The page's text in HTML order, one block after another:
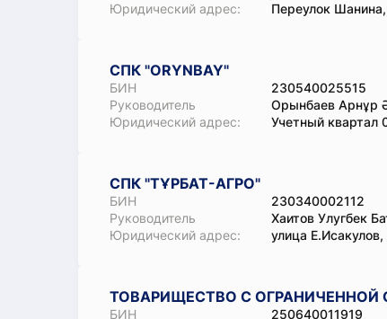
Юридический адрес:
Переулок
СПК "ORYNBAY"
БИН
230540025515
Руководитель
Орынбаев Арнұр
Юридический адрес:
Учетный квартал
СПК "ТҰРБАТ-АГРО"
БИН
230340002112
Руководитель
Хаитов Улугбек
Юридический адрес:
улица Е.Исакулов,
ТОВАРИЩЕСТВО С ОГРАНИЧЕННОЙ
БИН
250640011919